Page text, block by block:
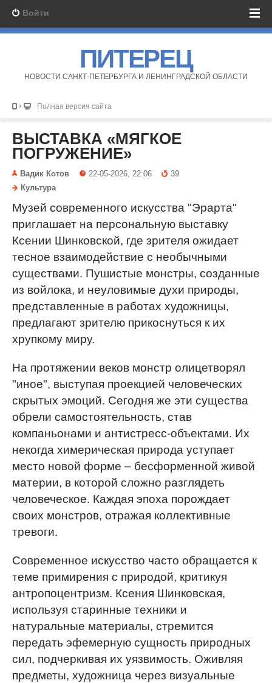
Войти
ПИТЕРЕЦ
НОВОСТИ САНКТ-ПЕТЕРБУРГА И ЛЕНИНГРАДСКОЙ ОБЛАСТИ
Полная версия сайта
ВЫСТАВКА «МЯГКОЕ
ПОГРУЖЕНИЕ»
Вадик Котов 22-05-2026, 22:06
39
Культура
Музей современного искусства "Эрарта"
приглашает на персональную выставку
Ксении Шинковской, где зрителя ожидает
тесное взаимодействие с необычными
существами. Пушистые монстры, созданные
из войлока, и неуловимые духи природы,
представленные в работах художницы,
предлагают зрителю прикоснуться к их
хрупкому миру.
На протяжении веков монстр олицетворял
"иное", выступая проекцией человеческих
скрытых эмоций. Сегодня же эти существа
обрели самостоятельность, став
компаньонами и антистресс-объектами. Их
некогда химерическая природа уступает
место новой форме – бесформенной живой
материи, в которой сложно разглядеть
человеческое. Каждая эпоха порождает
своих монстров, отражая коллективные
тревоги.
Современное искусство часто обращается к
теме примирения с природой, критикуя
антропоцентризм. Ксения Шинковская,
используя старинные техники и
натуральные материалы, стремится
передать эфемерную сущность природных
сил, подчеркивая их уязвимость. Оживляя
предметы, художница через визуальные